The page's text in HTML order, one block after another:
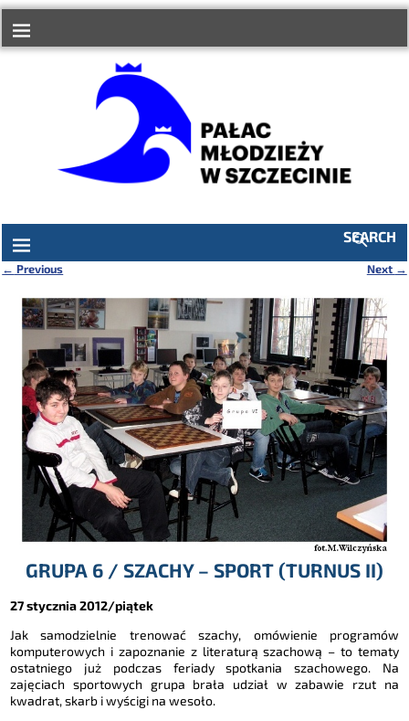
treści
SEARCH
← Previous Next →
GRUPA 6 / SZACHY – SPORT (TURNUS II)
27 stycznia 2012/piątek
Jak samodzielnie trenować szachy, omówienie programów
komputerowych i zapoznanie z literaturą szachową – to tematy
ostatniego już podczas feriady spotkania szachowego. Na
zajęciach sportowych grupa brała udział w zabawie rzut na
kwadrat, skarb i wyścigi na wesoło.